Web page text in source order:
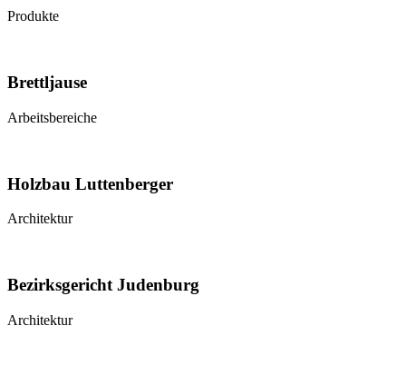
Produkte
Brettljause
Arbeitsbereiche
Holzbau Luttenberger
Architektur
Bezirksgericht Judenburg
Architektur